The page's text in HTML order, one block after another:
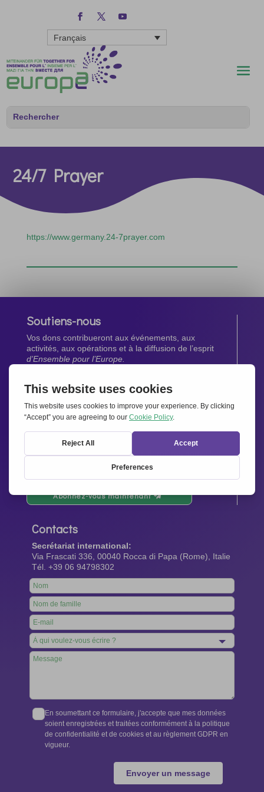
Français
24/7 Prayer
https://www.germany.24-7prayer.com
Soutiens-nous
Vos dons contribueront aux événements, aux
activités, aux opérations et à la diffusion de l’esprit
d’Ensemble pour l’Europe.
Faites un don maintenant
Newsletter
Restez au courant de toutes les dernières nouvelles
Abonnez-vous maintenant
Contacts
Secrétariat international:
Via Frascati 336, 00040 Rocca di Papa (Rome), Italie
Tél. +39 06 94798302
Leave
this
field
blank
En soumettant ce formulaire, j'accepte que mes données
soient enregistrées et traitées conformément à la politique
de confidentialité et de cookies et au règlement GDPR en
vigueur.
Envoyer un message